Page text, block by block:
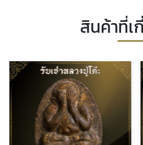
สินค้าที่เ